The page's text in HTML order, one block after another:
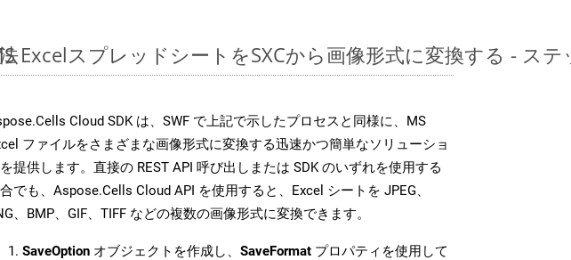
ExcelスプレッドシートをSXCから画像形式に変換する - ス
Cloud SDK は、SWF で上記で示したプロセスと同様に、MS
ファイルをさまざまな画像形式に変換する迅速かつ簡単なソリューショ
提供します。直接の REST API 呼び出しまたは SDK のいずれを使用する
でも、Aspose.Cells Cloud API を使用すると、Excel シートを JPEG、
、BMP、GIF、TIFF などの複数の画像形式に変換できます。
SaveOption オブジェクトを作成し、 SaveFormat プロパティを使用して